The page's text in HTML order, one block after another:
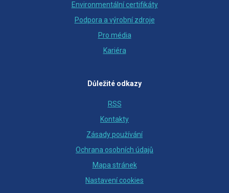
Environmentální certifikáty
Podpora a výrobní zdroje
Pro média
Kariéra
Důležité odkazy
RSS
Kontakty
Zásady používání
Ochrana osobních údajů
Mapa stránek
Nastavení cookies